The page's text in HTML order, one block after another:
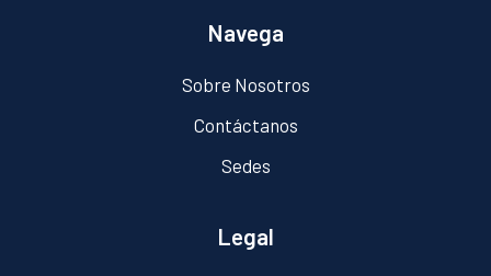
Navega
Sobre Nosotros
Contáctanos
Sedes
Legal